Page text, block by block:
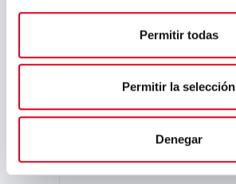
Permitir todas
Permitir la selección
Denegar
diciembre 2020
noviembre 2020
septiembre 2020
junio 2020